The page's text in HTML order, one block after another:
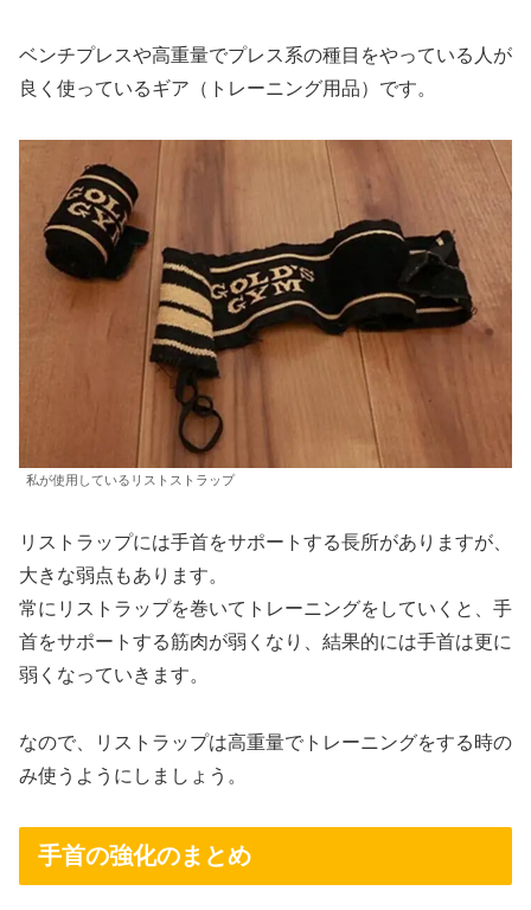
ベンチプレスや高重量でプレス系の種目をやっている人が
良く使っているギア（トレーニング用品）です。
私が使用しているリストストラップ
リストラップには手首をサポートする長所がありますが、
大きな弱点もあります。
常にリストラップを巻いてトレーニングをしていくと、手
首をサポートする筋肉が弱くなり、結果的には手首は更に
弱くなっていきます。
なので、リストラップは高重量でトレーニングをする時の
み使うようにしましょう。
手首の強化のまとめ